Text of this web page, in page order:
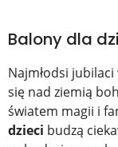
Balony dla
Najmłodsi
się nad ziemią
światem magii i
dzieci budzą